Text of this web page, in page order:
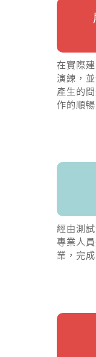
在實際
演練，
產生的
作的順
經由測
專業人
業，完